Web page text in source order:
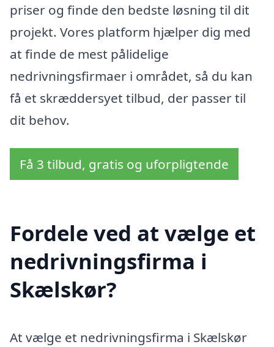
priser og finde den bedste løsning til dit
projekt. Vores platform hjælper dig med
at finde de mest pålidelige
nedrivningsfirmaer i området, så du kan
få et skræddersyet tilbud, der passer til
dit behov.
Få 3 tilbud, gratis og uforpligtende
Fordele ved at vælge et
nedrivningsfirma i
Skælskør?
At vælge et nedrivningsfirma i Skælskør